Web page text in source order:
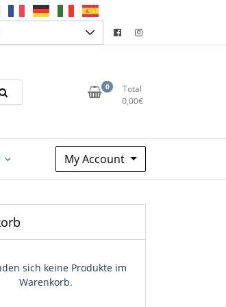
0
Total
0,00€
My Account
sich keine Produkte im
Warenkorb.